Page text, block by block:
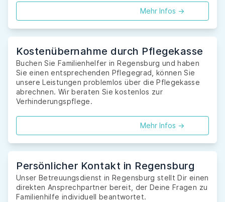
Mehr Infos ->
Kostenübernahme durch Pflegekasse
Buchen Sie Familienhelfer in Regensburg und haben
Sie einen entsprechenden Pflegegrad, können Sie
unsere Leistungen problemlos über die Pflegekasse
abrechnen. Wir beraten Sie kostenlos zur
Verhinderungspflege.
Mehr Infos ->
Persönlicher Kontakt in Regensburg
Unser Betreuungsdienst in Regensburg stellt Dir einen
direkten Ansprechpartner bereit, der Deine Fragen zu
Familienhilfe individuell beantwortet.